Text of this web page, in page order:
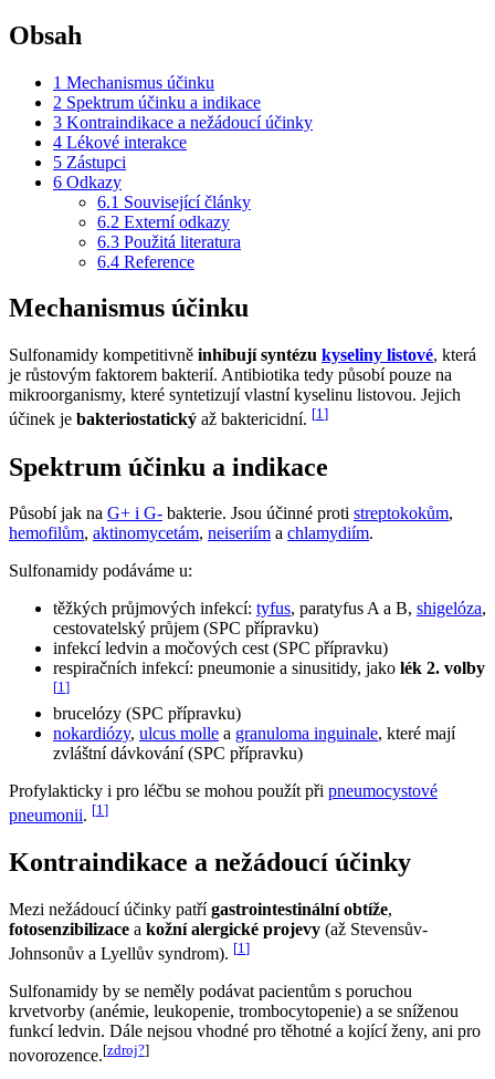
Obsah
1 Mechanismus účinku
2 Spektrum účinku a indikace
3 Kontraindikace a nežádoucí účinky
4 Lékové interakce
5 Zástupci
6 Odkazy
6.1 Související články
6.2 Externí odkazy
6.3 Použitá literatura
6.4 Reference
Mechanismus účinku
Sulfonamidy kompetitivně inhibují syntézu kyseliny listové, která
je růstovým faktorem bakterií. Antibiotika tedy působí pouze na
mikroorganismy, které syntetizují vlastní kyselinu listovou. Jejich
účinek je bakteriostatický až baktericidní. [1]
Spektrum účinku a indikace
Působí jak na G+ i G- bakterie. Jsou účinné proti streptokokům,
hemofilům, aktinomycetám, neiseriím a chlamydiím.
Sulfonamidy podáváme u:
těžkých průjmových infekcí: tyfus, paratyfus A a B, shigelóza,
cestovatelský průjem (SPC přípravku)
infekcí ledvin a močových cest (SPC přípravku)
respiračních infekcí: pneumonie a sinusitidy, jako lék 2. volby
[1]
brucelózy (SPC přípravku)
nokardiózy, ulcus molle a granuloma inguinale, které mají
zvláštní dávkování (SPC přípravku)
Profylakticky i pro léčbu se mohou použít při pneumocystové
pneumonii. [1 ]
Kontraindikace a nežádoucí účinky
Mezi nežádoucí účinky patřígastrointestinální obtíže,
fotosenzibilizace a kožní alergické projevy (až Stevensův-
Johnsonův a Lyellův syndrom). [1 ]
Sulfonamidy by se neměly podávat pacientům s poruchou
krvetvorby (anémie, leukopenie, trombocytopenie) a se sníženou
funkcí ledvin. Dále nejsou vhodné pro těhotné a kojící ženy, ani pro
novorozence.[zdroj?]